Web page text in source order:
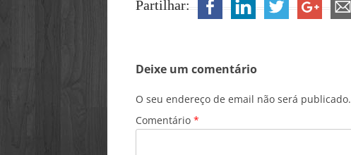
Partilhar:
Deixe um comentário
O seu endereço de email não será publicado.
Comentário *